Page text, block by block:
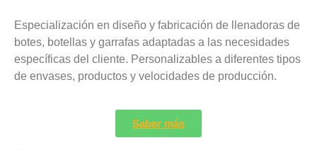
Especialización en diseño y fabricación de llenadoras de
botes, botellas y garrafas adaptadas a las necesidades
específicas del cliente. Personalizables a diferentes tipos
de envases, productos y velocidades de producción.
Saber más